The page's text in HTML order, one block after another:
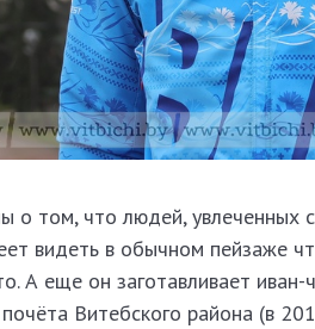
о том, что людей, увлеченных
видеть в обычном пейзаже
А еще он заготавливает
Витебского района (в